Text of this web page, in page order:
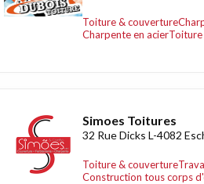
Toiture & couverture
Charpente en acierToiture
Simoes Toitures
32 Rue Dicks L-4082
Toiture & couverture
Construction tous corps